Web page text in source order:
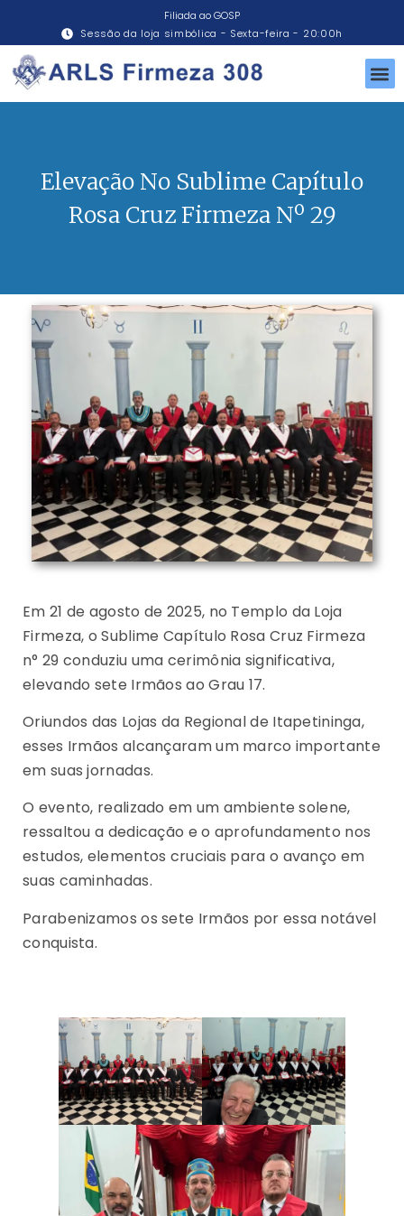
Filiada ao GOSP
Sessão da loja simbólica - Sexta-feira - 20:00h
Elevação No Sublime Capítulo
Rosa Cruz Firmeza Nº 29
Em 21 de agosto de 2025, no Templo da Loja
Firmeza, o Sublime Capítulo Rosa Cruz Firmeza
n° 29 conduziu uma cerimônia significativa,
elevando sete Irmãos ao Grau 17.
Oriundos das Lojas da Regional de Itapetininga,
esses Irmãos alcançaram um marco importante
em suas jornadas.
O evento, realizado em um ambiente solene,
ressaltou a dedicação e o aprofundamento nos
estudos, elementos cruciais para o avanço em
suas caminhadas.
Parabenizamos os sete Irmãos por essa notável
conquista.